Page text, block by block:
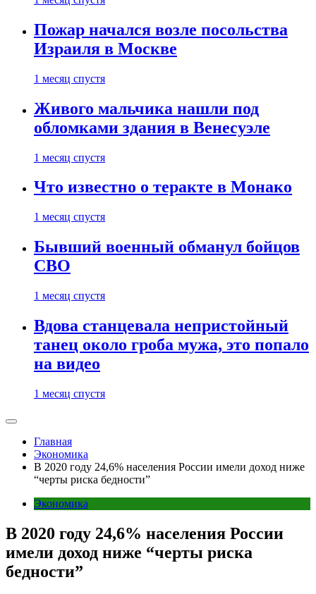
Пожар начался возле посольства
Израиля в Москве
1 месяц спустя
Живого мальчика нашли под
обломками здания в Венесуэле
1 месяц спустя
Что известно о теракте в Монако
1 месяц спустя
Бывший военный обманул бойцов
СВО
1 месяц спустя
Вдова станцевала непристойный
танец около гроба мужа, это попало
на видео
1 месяц спустя
Главная
Экономика
В 2020 году 24,6% населения России имели доход ниже
“черты риска бедности”
Экономика
В 2020 году 24,6% населения России
имели доход ниже “черты риска
бедности”